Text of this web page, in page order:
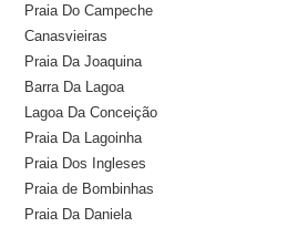
Praia Do Campeche
Canasvieiras
Praia Da Joaquina
Barra Da Lagoa
Lagoa Da Conceição
Praia Da Lagoinha
Praia Dos Ingleses
Praia de Bombinhas
Praia Da Daniela